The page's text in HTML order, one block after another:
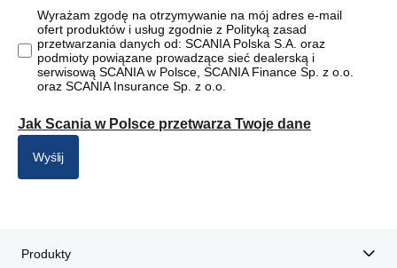
Wyrażam zgodę na otrzymywanie na mój adres e-mail
ofert produktów i usług zgodnie z Polityką zasad
przetwarzania danych od: SCANIA Polska S.A. oraz
podmioty powiązane prowadzące sieć dealerską i
serwisową SCANIA w Polsce, SCANIA Finance Sp. z o.o.
oraz SCANIA Insurance Sp. z o.o.
Jak Scania w Polsce przetwarza Twoje dane
Wyślij
Produkty